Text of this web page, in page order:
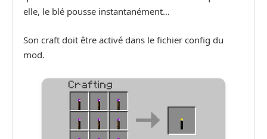
elle, le blé pousse instantanément…
Son craft doit être activé dans le fichier config du
mod.